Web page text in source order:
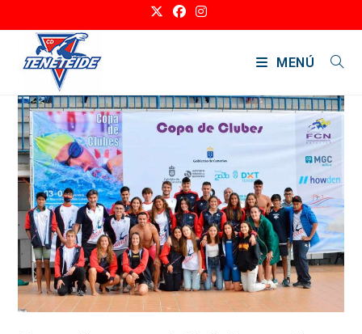
al
contenido
MENÚ